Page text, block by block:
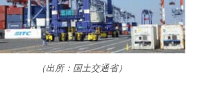
（出所：国土交通省）